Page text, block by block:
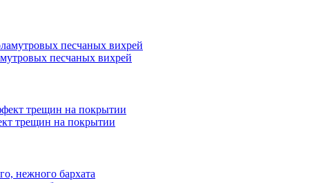
песчаных вихрей
трещин на покрытии